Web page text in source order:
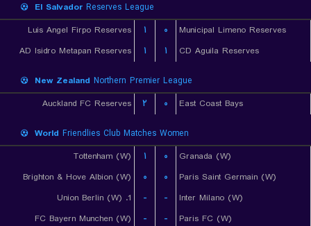
El Salvador Reserves League
Luis Angel Firpo Reserves
۱ ۰
Municipal Limeno Reserves
AD Isidro Metapan Reserves
۱ ۱ CD Aguila Reserves
New Zealand Northern Premier League
Auckland FC Reserves
۲ ۰ East Coast Bays
World Friendlies Club Matches Women
Tottenham (W)
۱ ۰
Granada (W)
Brighton & Hove Albion (W)
۰ ۰
Paris Saint Germain (W)
1. Union Berlin (W)
- -
Inter Milano (W)
FC Bayern Munchen (W)
- - Paris FC (W)